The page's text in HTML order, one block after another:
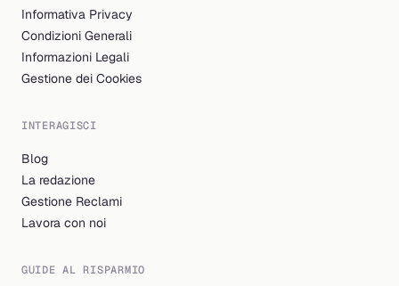
Informativa Privacy
Condizioni Generali
Informazioni Legali
Gestione dei Cookies
INTERAGISCI
Blog
La redazione
Gestione Reclami
Lavora con noi
GUIDE AL RISPARMIO